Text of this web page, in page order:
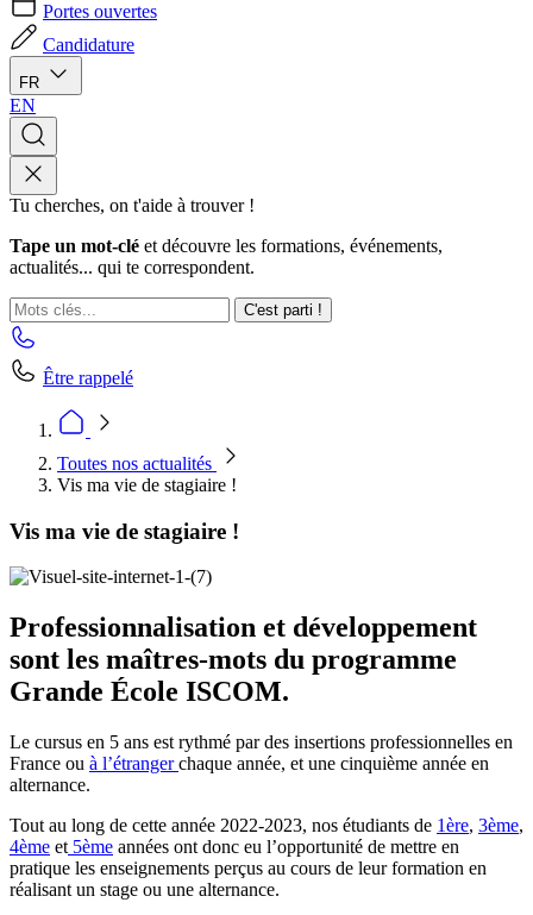
Portes ouvertes
Candidature
FR
EN
Tu cherches, on t'aide à trouver !
Tape un mot-clé et découvre les formations, événements,
actualités... qui te correspondent.
C'est parti !
Être rappelé
Toutes nos actualités
Vis ma vie de stagiaire !
Vis ma vie de stagiaire !
Professionnalisation et développement
sont les maîtres-mots du programme
Grande École ISCOM.
Le cursus en 5 ans est rythmé par des insertions professionnelles en
France ou à l’étrangerchaque année, et une cinquième année en
alternance.
Tout au long de cette année 2022-2023, nos étudiants de 1ère, 3ème,
4ème et 5ème années ont donc eu l’opportunité de mettre en
pratique les enseignements perçus au cours de leur formation en
réalisant un stage ou une alternance.